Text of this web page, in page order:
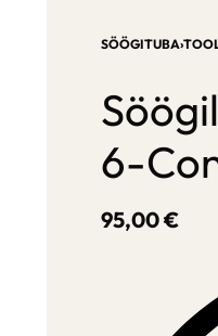
SÖÖGITUBA›
6-
95,00€